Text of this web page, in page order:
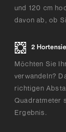
und 120 cm
davon ab, ob
2
Möchten Sie
verwandeln?
richtigen
Quadratmeter
Ergebnis.